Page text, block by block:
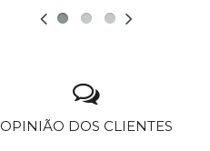
OPINIÃO DOS CLIENTES